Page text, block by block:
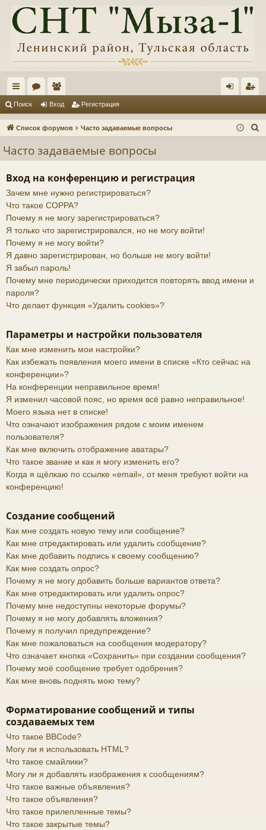
с
ы ум
ол
ьз
ат
ел
и
д ис
Поиск Вход Регистрация
Список форумов Часто задаваемые вопросы
Часто задаваемые вопросы
Вход на конференцию и регистрация
Зачем мне нужно регистрироваться?
Что такое COPPA?
Почему я не могу зарегистрироваться?
Я только что зарегистрировался, но не могу войти!
Почему я не могу войти?
Я давно зарегистрирован, но больше не могу войти!
Я забыл пароль!
Почему мне периодически приходится повторять ввод имени и
пароля?
Что делает функция «Удалить cookies»?
Параметры и настройки пользователя
Как мне изменить мои настройки?
Как избежать появления моего имени в списке «Кто сейчас на
конференции»?
На конференции неправильное время!
Я изменил часовой пояс, но время всё равно неправильное!
Моего языка нет в списке!
Что означают изображения рядом с моим именем
пользователя?
Как мне включить отображение аватары?
Что такое звание и как я могу изменить его?
Когда я щёлкаю по ссылке «email», от меня требуют войти на
конференцию!
Создание сообщений
Как мне создать новую тему или сообщение?
Как мне отредактировать или удалить сообщение?
Как мне добавить подпись к своему сообщению?
Как мне создать опрос?
Почему я не могу добавить больше вариантов ответа?
Как мне отредактировать или удалить опрос?
Почему мне недоступны некоторые форумы?
Почему я не могу добавлять вложения?
Почему я получил предупреждение?
Как мне пожаловаться на сообщения модератору?
Что означает кнопка «Сохранить» при создании сообщения?
Почему моё сообщение требует одобрения?
Как мне вновь поднять мою тему?
Форматирование сообщений и типы
создаваемых тем
Что такое BBCode?
Могу ли я использовать HTML?
Что такое смайлики?
Могу ли я добавлять изображения к сообщениям?
Что такое важные объявления?
Что такое объявления?
Что такое прилепленные темы?
Что такое закрытые темы?